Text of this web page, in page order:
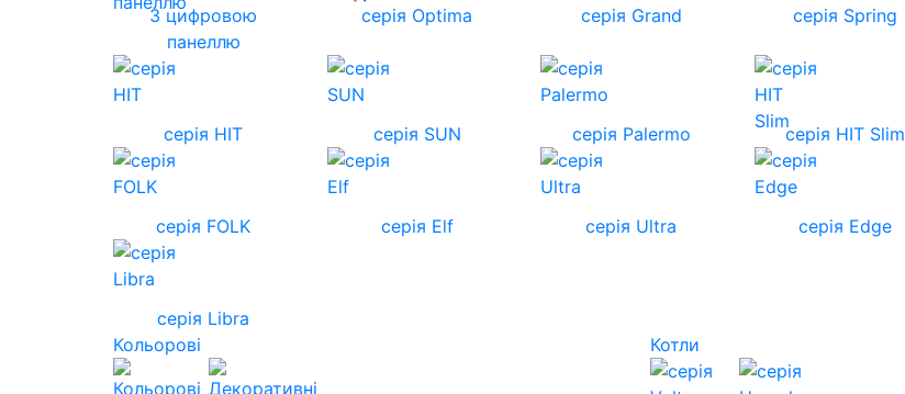
З цифровою
панеллю
серія Optima серія Grand серія Spring
серія HIT серія SUN серія Palermo серія HIT Slim
серія FOLK серія Elf серія Ultra серія Edge
серія Libra
Кольорові
Котли